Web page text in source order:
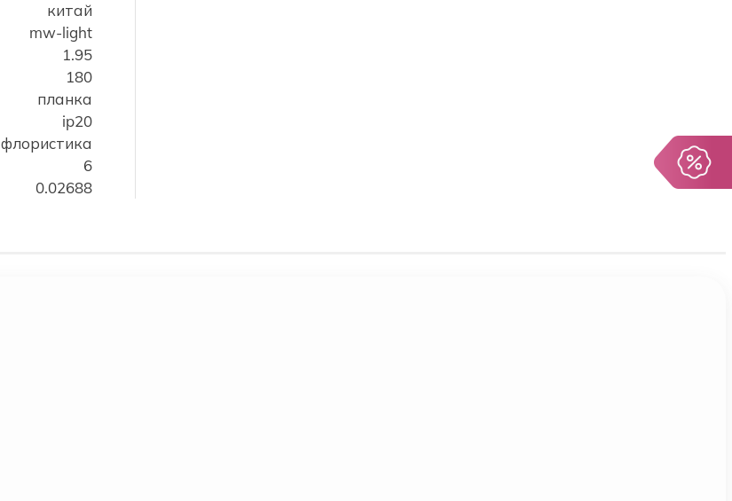
китай
mw-light
1.95
180
планка
ip20
флористика
6
0.02688